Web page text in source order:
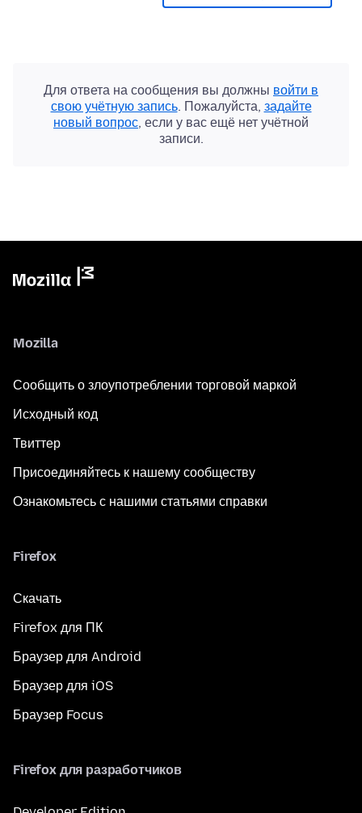
Для ответа на сообщения вы должны войти в
свою учётную запись. Пожалуйста, задайте
новый вопрос, если у вас ещё нет учётной
записи.
Mozilla
Сообщить о злоупотреблении торговой маркой
Исходный код
Твиттер
Присоединяйтесь к нашему сообществу
Ознакомьтесь с нашими статьями справки
Firefox
Скачать
Firefox для ПК
Браузер для Android
Браузер для iOS
Браузер Focus
Firefox для разработчиков